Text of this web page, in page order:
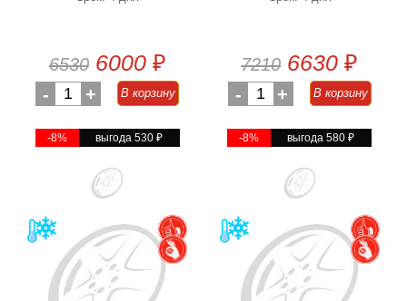
6530 6000 ₽
- 1 + В корзину
-8% выгода 530₽
7210 6630 ₽
- 1 + В корзину
-8% выгода 580₽